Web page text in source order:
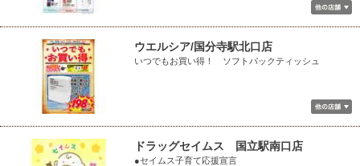
ウエルシア/国分寺駅北口店
いつでもお買い得！ ソフトパックティッシュ
ドラッグセイムス 国立駅南口店
●セイムス子育て応援宣言